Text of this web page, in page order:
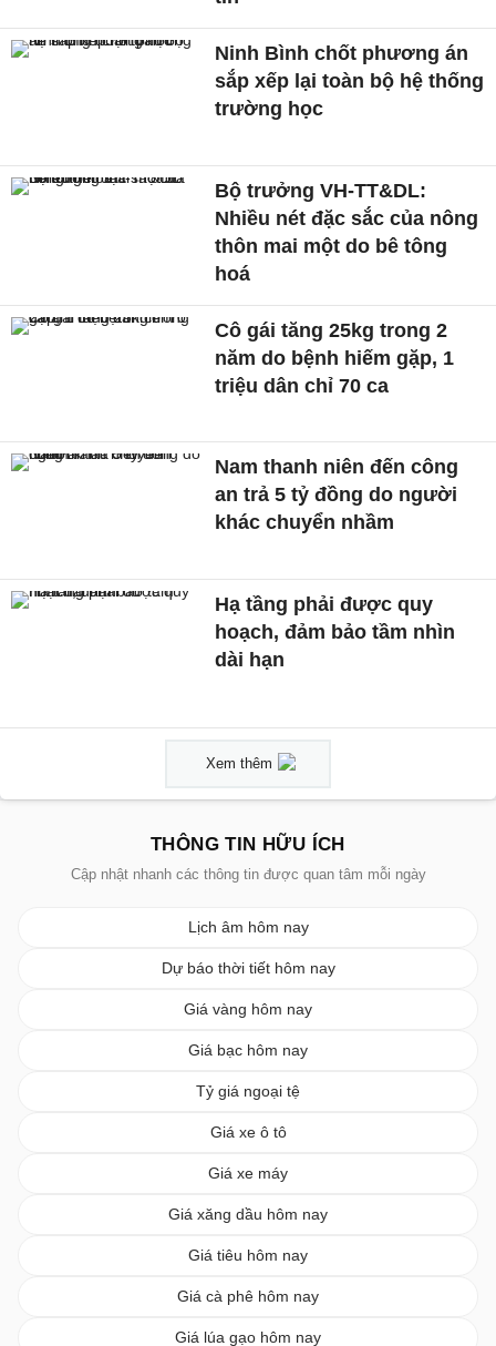
Ninh Bình chốt phương án
sắp xếp lại toàn bộ hệ thống
trường học
Bộ trưởng VH-TT&DL:
Nhiều nét đặc sắc của nông
thôn mai một do bê tông
hoá
Cô gái tăng 25kg trong 2
năm do bệnh hiếm gặp, 1
triệu dân chỉ 70 ca
Nam thanh niên đến công
an trả 5 tỷ đồng do người
khác chuyển nhầm
Hạ tầng phải được quy
hoạch, đảm bảo tầm nhìn
dài hạn
Xem thêm
THÔNG TIN HỮU ÍCH
Cập nhật nhanh các thông tin được quan tâm mỗi ngày
Lịch âm hôm nay
Dự báo thời tiết hôm nay
Giá vàng hôm nay
Giá bạc hôm nay
Tỷ giá ngoại tệ
Giá xe ô tô
Giá xe máy
Giá xăng dầu hôm nay
Giá tiêu hôm nay
Giá cà phê hôm nay
Giá lúa gạo hôm nay